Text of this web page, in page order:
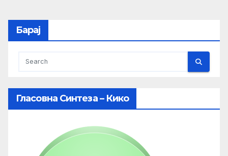
Барај
Гласовна Синтеза – Кико